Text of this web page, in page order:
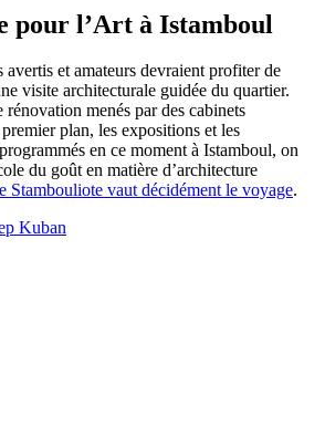
pour l’Art à Istamboul
et amateurs devraient profiter de
visite architecturale guidée du quartier.
menés par des cabinets
plan, les expositions et les
en ce moment à Istamboul, on
du goût en matière d’architecture
Stambouliote vaut décidément le voyage.
Kuban